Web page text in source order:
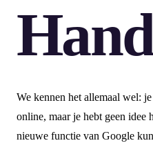
We kennen het allemaal wel:
online, maar je hebt geen idee
nieuwe functie van Google